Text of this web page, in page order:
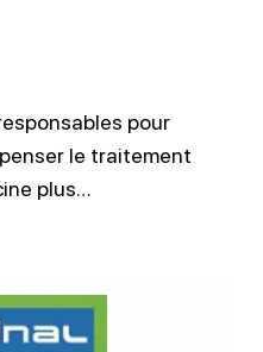
pour
le traitement
plus…